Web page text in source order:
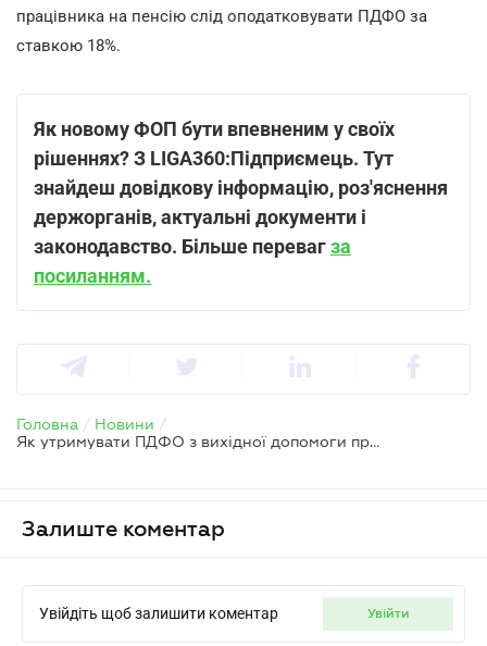
працівника на пенсію слід оподатковувати ПДФО за
ставкою 18%.
Як новому ФОП бути впевненим у своїх
рішеннях? З LIGA360:Підприємець. Тут
знайдеш довідкову інформацію, роз'яснення
держорганів, актуальні документи і
законодавство. Більше перевагза
посиланням.
Головна / Новини /
Як утримувати ПДФО з вихідної допомоги при звільненні працівника
Залиште коментар
Увійдіть щоб залишити коментар увійти